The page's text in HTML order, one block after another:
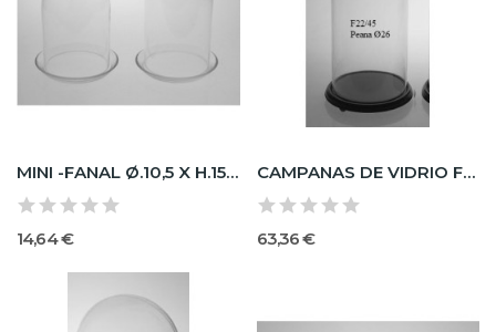
MINI -FANAL Ø.10,5 X H.15 C/PLATITO VIDRIO Ø.12
14,64 €
CAMPANAS DE VIDRIO FANALES DE CRISTAL / PEANAS...
63,36 €